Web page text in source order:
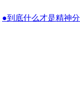
●到底什么才是精神